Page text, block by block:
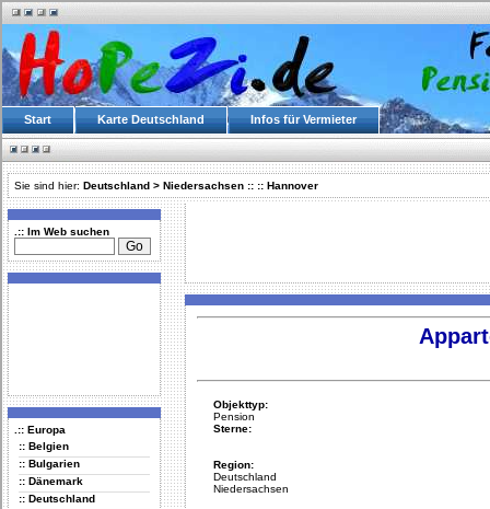
Start Karte Deutschland Infos für Vermieter
Sie sind hier: Deutschland > Niedersachsen :: :: Hannover
.:: Im Web suchen
.:: Europa
:: Belgien
:: Bulgarien
:: Dänemark
:: Deutschland
Objekttyp:
Pension
Sterne:
Region:
Deutschland
Niedersachsen